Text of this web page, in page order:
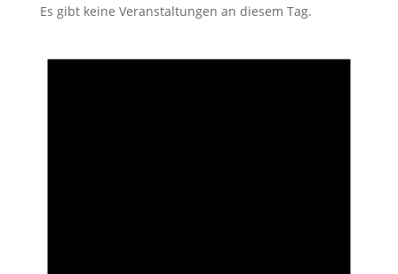
Es gibt keine Veranstaltungen an diesem Tag.